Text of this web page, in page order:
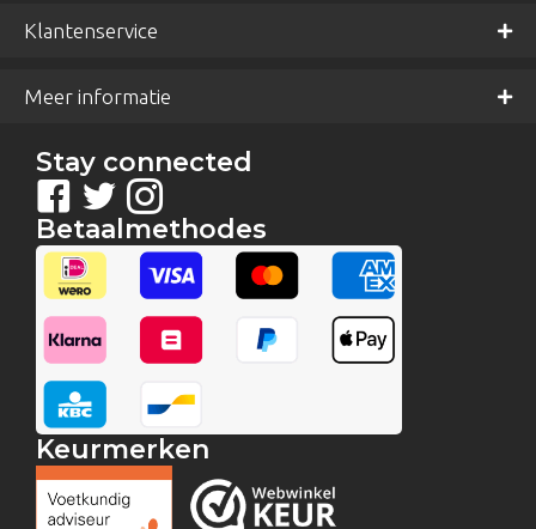
Klantenservice
Meer informatie
Stay connected
Betaalmethodes
Keurmerken